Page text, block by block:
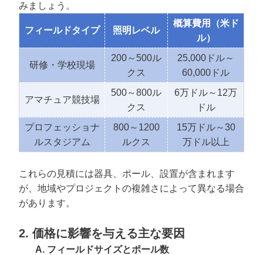
みましょう。
フィールドタイプ 照明レベル
概算費用（米ド
ル）
研修・学校現場
200～500ル
クス
25,000ドル～
60,000ドル
アマチュア競技場
500～800ル
クス
6万ドル～12万
ドル
プロフェッショナ
ルスタジアム
800～1200
ルクス
15万ドル～30
万ドル以上
これらの見積には器具、ポール、設置が含まれます
が、地域やプロジェクトの複雑さによって異なる場合
があります。
2. 価格に影響を与える主な要因
A. フィールドサイズとポール数